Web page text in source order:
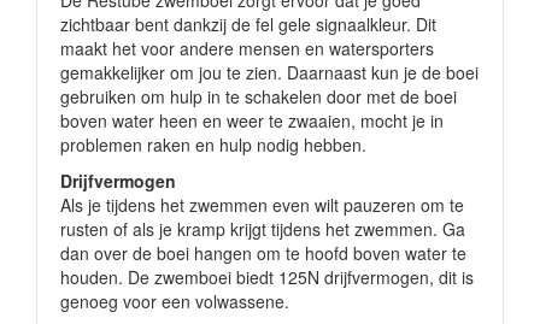
zichtbaar bent dankzij de fel gele signaalkleur. Dit
maakt het voor andere mensen en watersporters
gemakkelijker om jou te zien. Daarnaast kun je de boei
gebruiken om hulp in te schakelen door met de boei
boven water heen en weer te zwaaien, mocht je in
problemen raken en hulp nodig hebben.
Drijfvermogen
Als je tijdens het zwemmen even wilt pauzeren om te
rusten of als je kramp krijgt tijdens het zwemmen. Ga
dan over de boei hangen om te hoofd boven water te
houden. De zwemboei biedt 125N drijfvermogen, dit is
genoeg voor een volwassene.